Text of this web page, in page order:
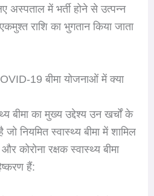
अस्पताल में भर्ती होने से उत्पन्न
राशि का भुगतान किया जाता
19 बीमा योजनाओं में क्या
बीमा का मुख्य उद्देश्य उन खर्चों के
नियमित स्वास्थ्य बीमा में शामिल
कोरोना रक्षक स्वास्थ्य बीमा
हैं: